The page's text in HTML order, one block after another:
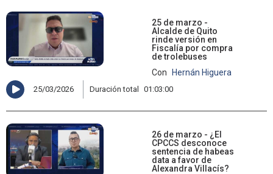
25 de marzo -
Alcalde de Quito
rinde versión en
Fiscalía por compra
de trolebuses
Con
Hernán Higuera
25/03/2026 Duración total 01:03:00
26 de marzo - ¿El
CPCCS desconoce
sentencia de habeas
data a favor de
Alexandra Villacís?